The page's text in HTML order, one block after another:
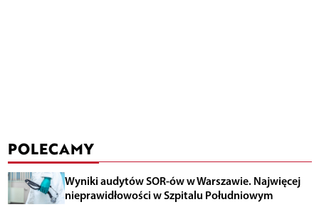
POLECAMY
Wyniki audytów SOR-ów w Warszawie. Najwięcej
nieprawidłowości w Szpitalu Południowym